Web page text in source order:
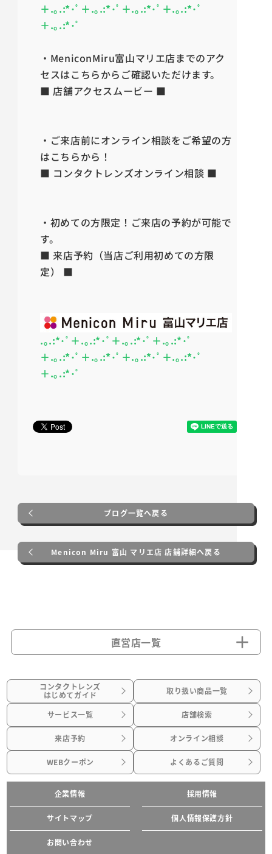
＋.｡.:*･ﾟ＋.｡.:*･ﾟ＋.｡.:*･ﾟ＋.｡.:*･ﾟ
＋.｡.:*･ﾟ
・MeniconMiru富山マリエ店までのアク
セスはこちらからご確認いただけます。
■ 店舗アクセスムービー ■
・ご来店前にオンライン相談をご希望の方
はこちらから！
■ コンタクトレンズオンライン相談 ■
・初めての方限定！ご来店の予約が可能で
す。
■ 来店予約（当店ご利用初めての方限
定） ■
.｡.:*･ﾟ＋.｡.:*･ﾟ＋.｡.:*･ﾟ＋.｡.:*･ﾟ
＋.｡.:*･ﾟ＋.｡.:*･ﾟ＋.｡.:*･ﾟ＋.｡.:*･ﾟ
＋.｡.:*･ﾟ
ブログ一覧へ戻る
Menicon Miru 富山 マリエ店 店舗詳細へ戻る
直営店一覧
コンタクトレンズ
はじめてガイド 取り扱い商品一覧
サービス一覧 店舗検索
来店予約 オンライン相談
WEBクーポン よくあるご質問
企業情報 採用情報
サイトマップ 個人情報保護方針
お問い合わせ